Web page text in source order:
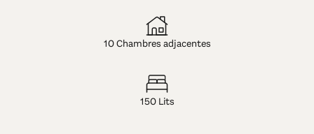
10 Chambres adjacentes
150 Lits